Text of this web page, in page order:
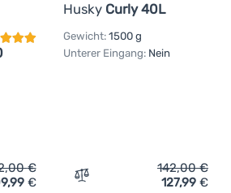
Husky Capture 40'
€
€
Husky Curly 40L
Gewicht: 1500 g
Unterer Eingang: Nein
Zum Vergleich 'Rucksack
142,00€
127,99 €